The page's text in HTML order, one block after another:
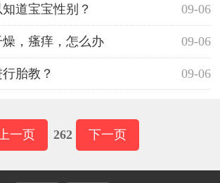
09-06
道宝宝性别？
09-06
，瘙痒，怎么办
09-06
胎教？
一页 262 下一页